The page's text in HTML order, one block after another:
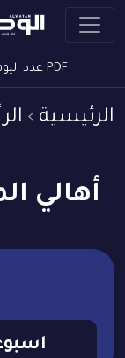
PDF عدد اليوم
الرئيسية
أهالي